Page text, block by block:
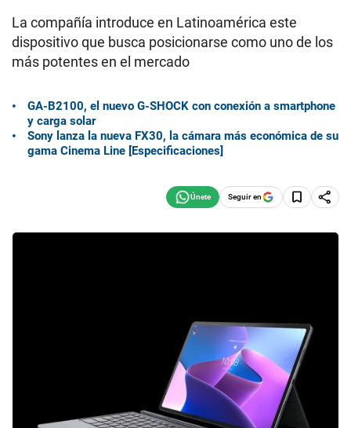
La compañía introduce en Latinoamérica este
dispositivo que busca posicionarse como uno de los
más potentes en el mercado
GA-B2100, el nuevo G-SHOCK con conexión a smartphone
y carga solar
Sony lanza la nueva FX30, la cámara más económica de su
gama Cinema Line [Especificaciones]
Seguir en